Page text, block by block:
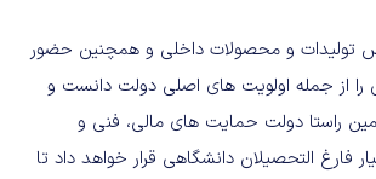
تولیدات و محصولات داخلی و همچنین حضور
را از جمله اولویت های اصلی دولت دانست و
راستا دولت حمایت های مالی، فنی و
فارغ التحصیلان دانشگاهی قرار خواهد داد تا